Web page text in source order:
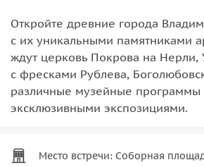
Откройте древние города
с их уникальными памятниками
ждут церковь Покрова на Нерли,
с фресками Рублева,
различные музейные программы
эксклюзивными экспозициями.
Место встречи: Соборная